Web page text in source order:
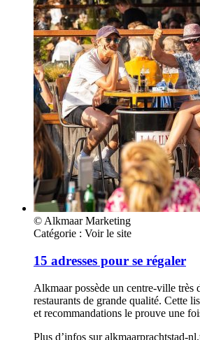
© Alkmaar Marketing
Catégorie : Voir le site
15 adresses pour se régaler
Alkmaar possède un centre-ville très
restaurants de grande qualité. Cette
et recommandations le prouve une
Plus d’infos suralkmaarprachtstad-